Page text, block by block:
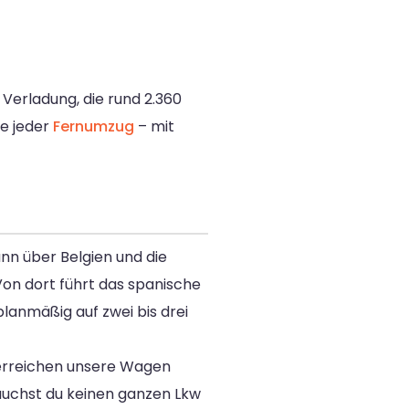
die rund 2.360
jeder Fernumzug – mit
über Belgien und die
dort führt das spanische
auf zwei bis drei
unsere Wagen
du keinen ganzen Lkw